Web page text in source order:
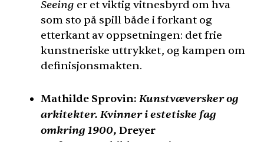
Seeing er et viktig vitnesbyrd om hva
som sto på spill både i forkant og
etterkant av oppsetningen: det frie
kunstneriske uttrykket, og kampen om
definisjonsmakten.
Mathilde Sprovin: Kunstvæversker og
arkitekter. Kvinner i estetiske fag
omkring 1900, Dreyer